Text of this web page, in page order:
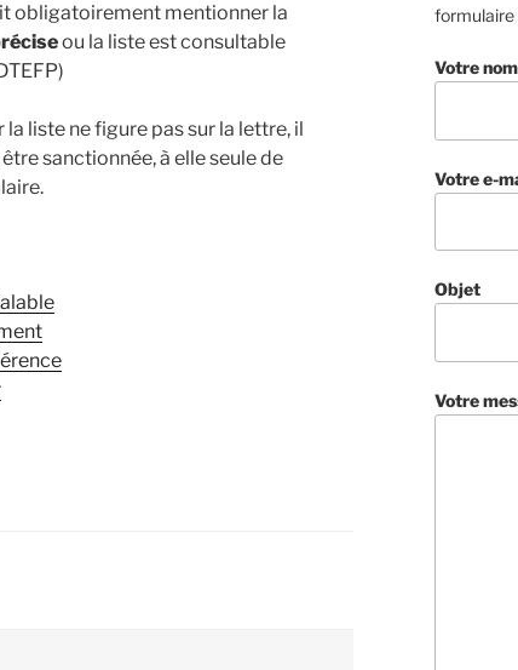
obligatoirement mentionner la
ou la liste est consultable
liste ne figure pas sur la lettre, il
sanctionnée, à elle seule de
formulaire
Votre nom
Votre e-
Objet
Votre